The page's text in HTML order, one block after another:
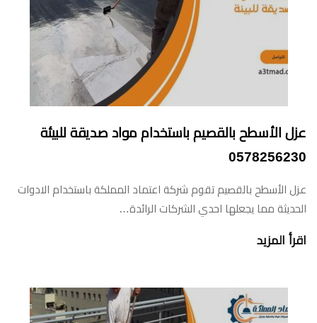
عزل الأسطح بالقصيم باستخدام مواد صديقة للبيئة
0578256230
عزل الأسطح بالقصيم تقوم شركة اعتماد المملكة باستخدام الادوات
الحديثة مما يجعلها احدي الشركات الرائدة…
اقرأ المزيد